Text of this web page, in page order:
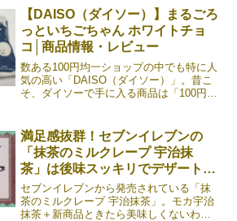
だしパックに入れて代用していたんです
が、さすがにそろそろちゃ《続きを読
む》
【DAISO（ダイソー）】まるごろ
っといちごちゃん ホワイトチョ
コ│商品情報・レビュー
数ある100円均一ショップの中でも特に人
気の高い「DAISO（ダイソー）」。昔こ
そ、ダイソーで手に入る商品は「100円な
ティーのアイテムがそろっていますね。
今回紹介《続きを読む》
満足感抜群！セブンイレブンの
「抹茶のミルクレープ 宇治抹
茶」は後味スッキリでデザートに
最適
セブンイレブンから発売されている「抹
茶のミルクレープ 宇治抹茶」。モカ宇治
抹茶＋新商品ときたら美味しくないわけ